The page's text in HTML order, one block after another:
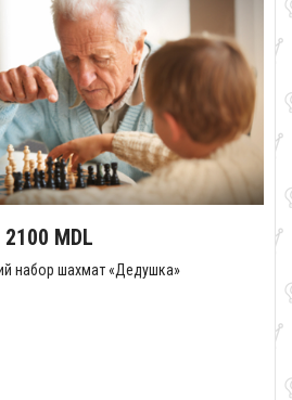
2100 MDL
набор шахмат «Дедушка»